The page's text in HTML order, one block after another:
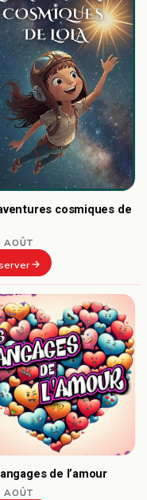
cosmiques de
AOÛT
de l’amour
AOÛT